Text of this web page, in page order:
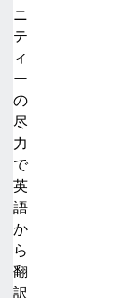
ニ
テ
ィ
ー
の
尽
力
で
英
語
か
ら
翻
訳